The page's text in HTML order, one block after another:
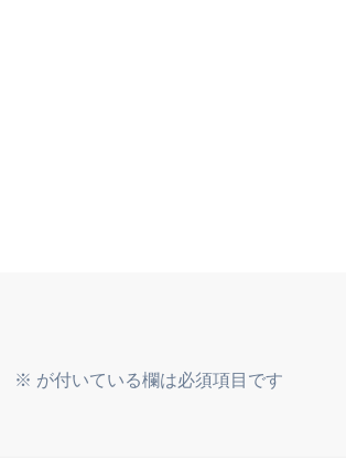
※ が付いている欄は必須項目です